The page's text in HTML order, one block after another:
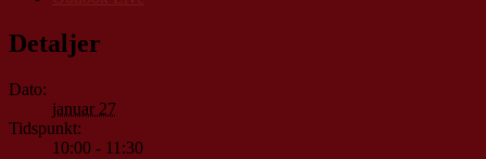
Detaljer
Dato:
januar 27
Tidspunkt:
10:00 - 11:30